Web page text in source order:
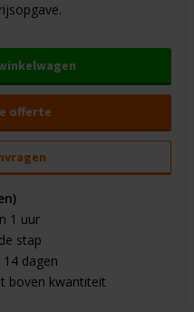
offerte
1 uur
stap
dagen
boven kwantiteit